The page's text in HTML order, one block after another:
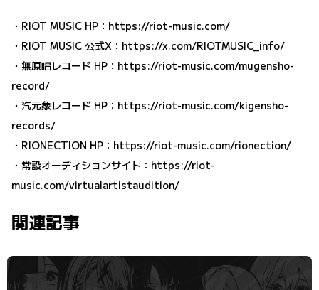
・RIOT MUSIC HP： https://riot-music.com/
・RIOT MUSIC 公式X： https://x.com/RIOTMUSIC_info/
・無原唱レコード HP： https://riot-music.com/mugensho-
record/
・汽元象レコード HP： https://riot-music.com/kigensho-
records/
・RIONECTION HP： https://riot-music.com/rionection/
・常設オーディションサイト： https://riot-
music.com/virtualartistaudition/
関連記事